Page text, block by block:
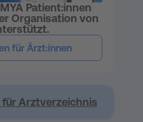
Patient:innen
Organisation von
für Ärzt:innen
Arztverzeichnis